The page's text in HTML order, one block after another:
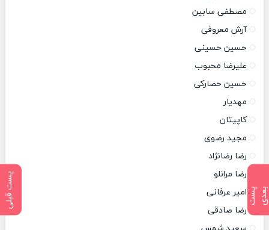
پ
س
ت
ب
ع
د ی پست قبلی
مصطفی سابین
آرش معروفی
حسین حسینی
علیرضا محبوب
حسین حصارکی
مهدیار
کاپیتان
مجید رضوی
رضا رضانژاد
رضا مرانلو
امیر عرفانی
رضا صادقی